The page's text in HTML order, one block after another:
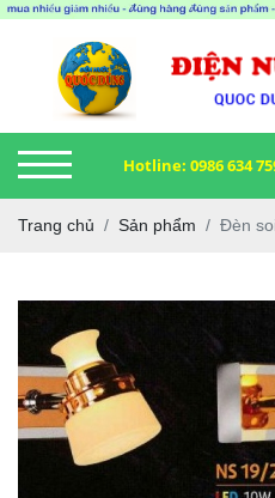
Hotline: 0986 634
Trang chủ Sản phẩm Đèn